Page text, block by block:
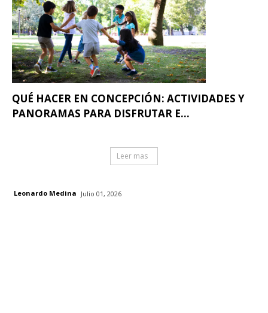
QUÉ HACER EN CONCEPCIÓN: ACTIVIDADES Y
PANORAMAS PARA DISFRUTAR E...
Leer mas
Leonardo Medina Julio 01, 2026